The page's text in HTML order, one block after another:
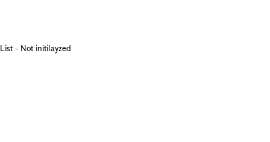
List - Not initilayzed